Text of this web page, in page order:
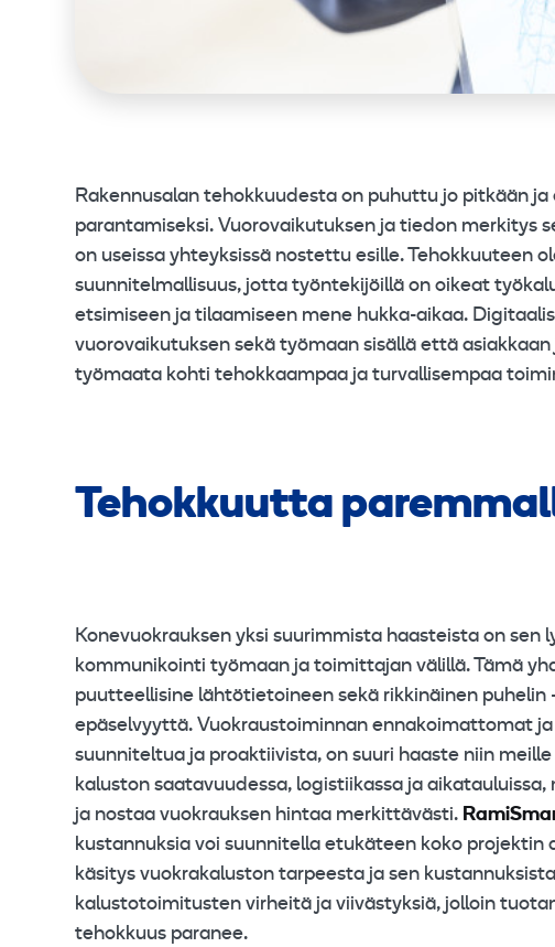
Rakennusalan tehokkuudesta on puhuttu jo pitkään
parantamiseksi. Vuorovaikutuksen ja tiedon
on useissa yhteyksissä nostettu esille. Tehokkuuteen
suunnitelmallisuus, jotta työntekijöillä on oikeat
etsimiseen ja tilaamiseen mene hukka-aikaa.
vuorovaikutuksen sekä työmaan sisällä että
työmaata kohti tehokkaampaa ja turvallisempaa
Tehokkuutta
Konevuokrauksen yksi suurimmista haasteista on
kommunikointi työmaan ja toimittajan välillä. Tämä
puutteellisine lähtötietoineen sekä rikkinäinen
epäselvyyttä. Vuokraustoiminnan ennakoimattomat
suunniteltua ja proaktiivista, on suuri haaste niin
kaluston saatavuudessa, logistiikassa ja
ja nostaa vuokrauksen hintaa merkittävästi.
kustannuksia voi suunnitella etukäteen koko
käsitys vuokrakaluston tarpeesta ja sen
kalustotoimitusten virheitä ja viivästyksiä, jolloin
tehokkuus paranee.